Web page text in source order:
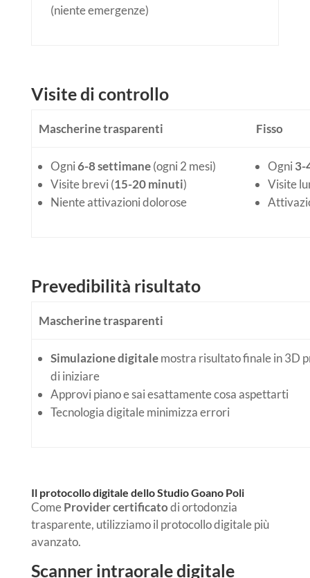
(niente emergenze)
Visite di controllo
Mascherine trasparenti Fisso
Ogni6-8 settimane(ogni 2 mesi)
Visite brevi (15-20 minuti)
Niente attivazioni dolorose
Ogni 3-
Visite
Prevedibilità risultato
Mascherine trasparenti
Simulazione digitalemostra risultato finale in 3D
di iniziare
Approvi piano e sai esattamente cosa aspettarti
Tecnologia digitale minimizza errori
Il protocollo digitale dello Studio Goano Poli
ComeProvider certificatodi ortodonzia
trasparente, utilizziamo il protocollo digitale più
avanzato.
Scanner intraorale digitale